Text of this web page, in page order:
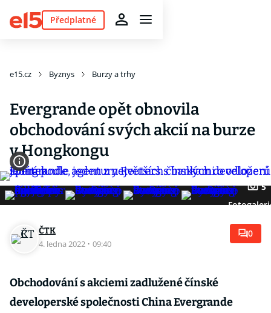
Předplatné
e15.cz Byznys Burzy a trhy
Evergrande opět obnovila
obchodování svých akcií na burze
v Hongkongu
5
ČTK
4. ledna 2022 · 09:40
0
Obchodování s akciemi zadlužené čínské
developerské společnosti China Evergrande